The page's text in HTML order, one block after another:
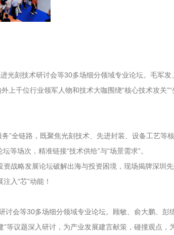
光刻技术研讨会等30多场细分领域专业论坛。毛军
上千位行业领军人物和技术大咖围绕“核心技术攻关
”全链路，既聚焦光刻技术、先进封装、设备工艺
等场次，精准链接“技术供给”与“场景需求”。
战略发展论坛破解出海与投资困境，现场揭牌深
入“芯”动能！
讨会等30多场细分领域专业论坛。顾敏、俞大鹏、
等议题深入研讨，为产业发展建言献策，碰撞观点，